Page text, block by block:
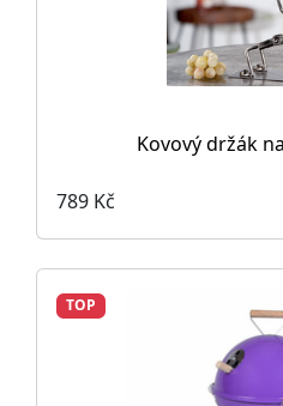
Kovový držák
789 Kč
TOP